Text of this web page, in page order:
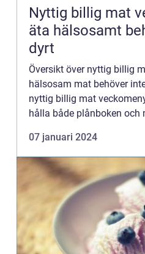
Nyttig billig mat
äta hälsosamt
dyrt
Översikt över nyttig billig
hälsosam mat behöver
nyttig billig mat
hålla både plånboken och
vad en...
07 januari 2024